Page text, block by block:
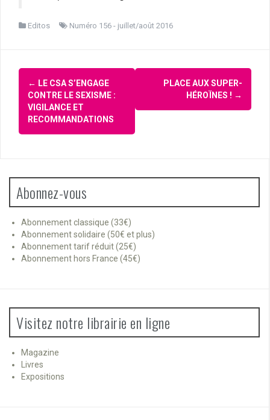
Editos Numéro 156 - juillet/août 2016
Navigation
d'article
← LE CSA S’ENGAGE
CONTRE LE SEXISME :
VIGILANCE ET
RECOMMANDATIONS
PLACE AUX SUPER-
HÉROÏNES ! →
Abonnez-vous
Abonnement classique (33€)
Abonnement solidaire (50€ et plus)
Abonnement tarif réduit (25€)
Abonnement hors France (45€)
Visitez notre librairie en ligne
Magazine
Livres
Expositions